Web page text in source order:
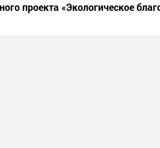
проекта «Экологическое